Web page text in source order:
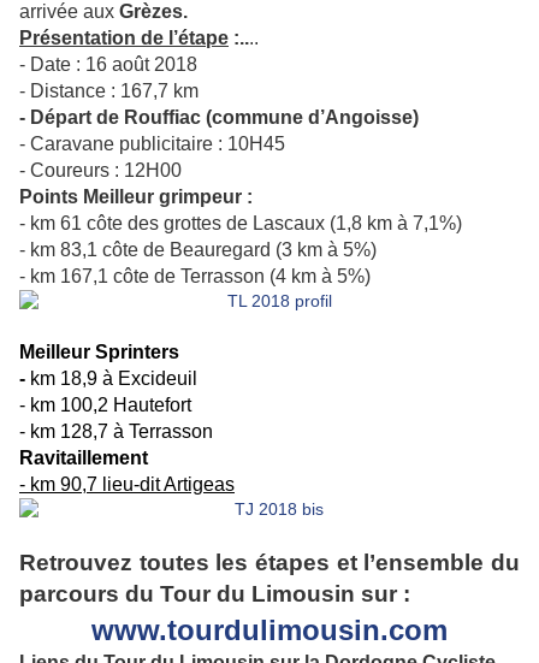
arrivée aux Grèzes.
Présentation de l’étape :....
- Date : 16 août 2018
- Distance : 167,7 km
- Départ de Rouffiac (commune d’Angoisse)
- Caravane publicitaire : 10H45
- Coureurs : 12H00
Points Meilleur grimpeur :
- km 61 côte des grottes de Lascaux (1,8 km à 7,1%)
- km 83,1 côte de Beauregard (3 km à 5%)
- km 167,1 côte de Terrasson (4 km à 5%)
Meilleur Sprinters
- km 18,9 à Excideuil
- km 100,2 Hautefort
- km 128,7 à Terrasson
Ravitaillement
- km 90,7 lieu-dit Artigeas
Retrouvez toutes les étapes et l’ensemble du
parcours du Tour du Limousin sur :
www.tourdulimousin.com